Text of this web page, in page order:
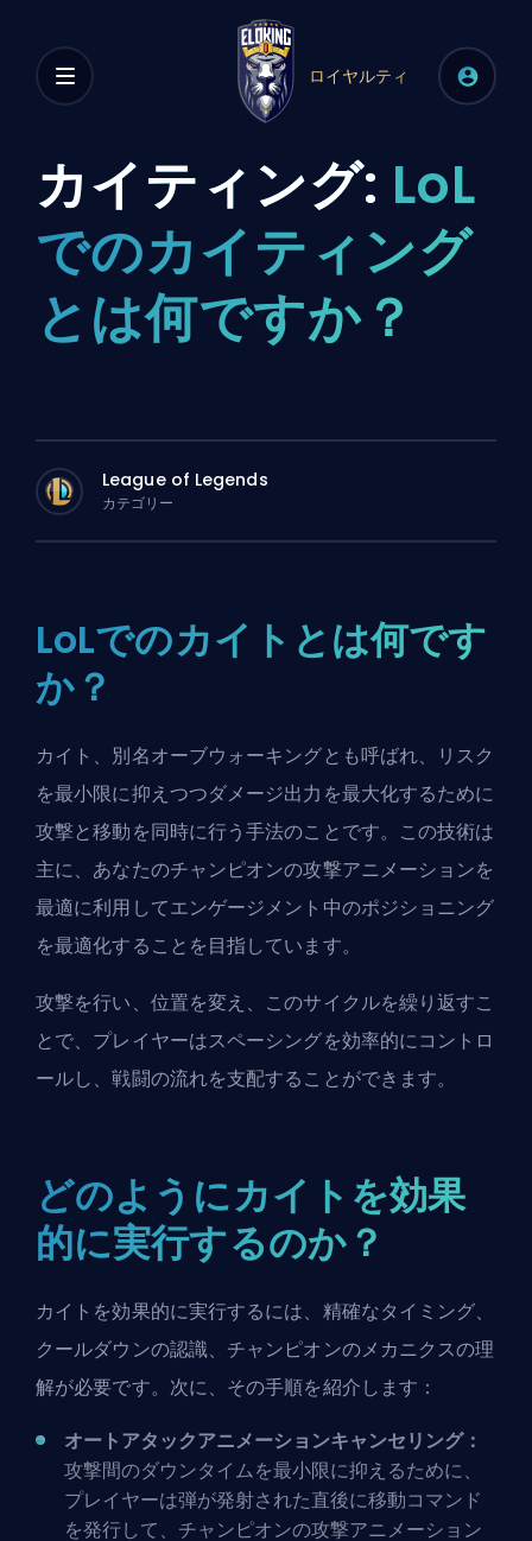
ロイヤルティ
カイティング: LoL
でのカイティング
とは何ですか？
League of Legends
カテゴリー
LoLでのカイトとは何です
か？
カイト、別名オーブウォーキングとも呼ばれ、リスク
を最小限に抑えつつダメージ出力を最大化するために
攻撃と移動を同時に行う手法のことです。この技術は
主に、あなたのチャンピオンの攻撃アニメーションを
最適に利用してエンゲージメント中のポジショニング
を最適化することを目指しています。
攻撃を行い、位置を変え、このサイクルを繰り返すこ
とで、プレイヤーはスペーシングを効率的にコントロ
ールし、戦闘の流れを支配することができます。
どのようにカイトを効果
的に実行するのか？
カイトを効果的に実行するには、精確なタイミング、
クールダウンの認識、チャンピオンのメカニクスの理
解が必要です。次に、その手順を紹介します：
オートアタックアニメーションキャンセリング：
攻撃間のダウンタイムを最小限に抑えるために、
プレイヤーは弾が発射された直後に移動コマンド
を発行して、チャンピオンの攻撃アニメーション